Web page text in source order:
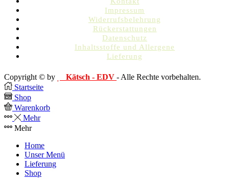
Impressum
Widerrufsbelehrung
Rückerstattungen
Datenschutz
Inhaltsstoffe und Allergene
Lieferung
Copyright © by Kätsch - EDV - Alle Rechte vorbehalten.
Startseite
Shop
Warenkorb
Mehr
Mehr
Home
Unser Menü
Lieferung
Shop